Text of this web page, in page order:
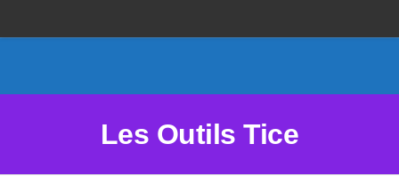
Les Outils Tice